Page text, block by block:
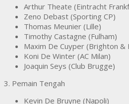
Arthur Theate (Eintracht
Zeno Debast (Sporting CP)
Thomas Meunier (Lille)
Timothy Castagne (Fulham)
Maxim De Cuyper (Brighton &
Koni De Winter (AC Milan)
Joaquin Seys (Club Brugge)
3. Pemain Tengah
Kevin De Bruyne (Napoli)